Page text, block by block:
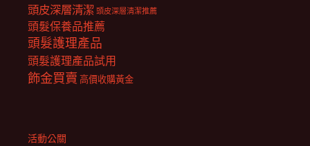
頭皮深層清潔 頭皮深層清潔推薦
頭髮保養品推薦
頭髮護理產品
頭髮護理產品試用
飾金買賣 高價收購黃金
活動公關